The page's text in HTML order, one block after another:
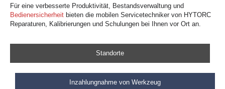
Für eine verbesserte Produktivität, Bestandsverwaltung und
Bedienersicherheit bieten die mobilen Servicetechniker von HYTORC
Reparaturen, Kalibrierungen und Schulungen bei Ihnen vor Ort an.
Standorte
Inzahlungnahme von Werkzeug